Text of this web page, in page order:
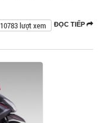
ĐỌC TIẾP
10783 lượt xem